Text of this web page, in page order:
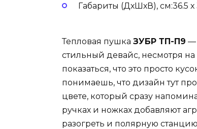
Габариты (ДхШхВ), см:36.5 х
Тепловая пушка ЗУБР ТП-П9 —
стильный девайс, несмотря
показаться, что это просто
понимаешь, что дизайн тут
цвете, который сразу
ручках и ножках добавляют
разогреть и полярную